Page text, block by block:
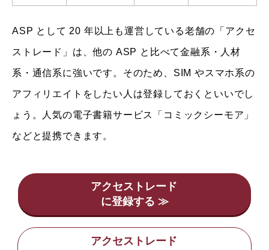
ASP として 20 年以上も運営している老舗の「アクセ
ストレード」は、他の ASP と比べて金融系・人材
系・通信系に強いです。そのため、SIM やスマホ系の
アフィリエイトをしたい人は登録しておくといいでし
ょう。人気の電子書籍サービス「コミックシーモア」
などと提携できます。
アクセストレード
アクセストレード